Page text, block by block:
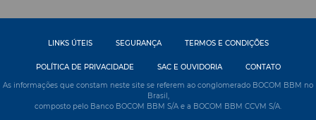
LINKS ÚTEIS SEGURANÇA TERMOS E CONDIÇÕES
POLÍTICA DE PRIVACIDADE SAC E OUVIDORIA
CONTATO
As informações que constam neste site se referem ao conglomerado BOCOM BBM no
Brasil,
composto pelo Banco BOCOM BBM S/A e a BOCOM BBM CCVM S/A.